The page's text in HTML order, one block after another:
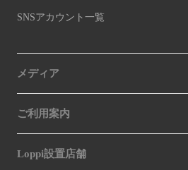
SNSアカウント一覧
メディア
ご利用案内
Loppi設置店舗